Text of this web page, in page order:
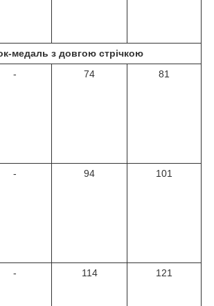
медаль з довгою стрічкою
- 74 81
- 94 101
- 114 121